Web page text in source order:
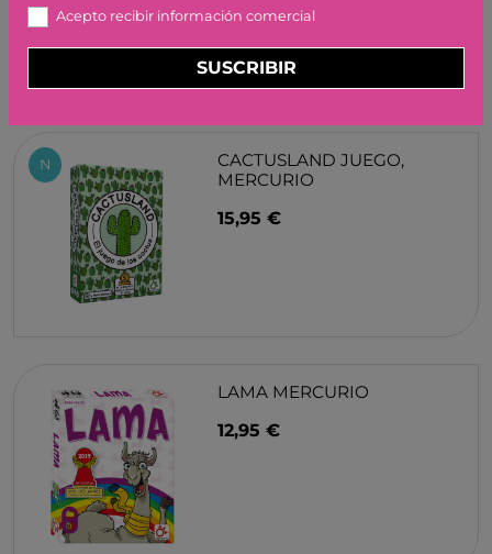
16,99 €
CACTUSLAND JUEGO,
MERCURIO
15,95 €
N
LAMA MERCURIO
12,95 €
Acepto recibir información comercial
SUSCRIBIR